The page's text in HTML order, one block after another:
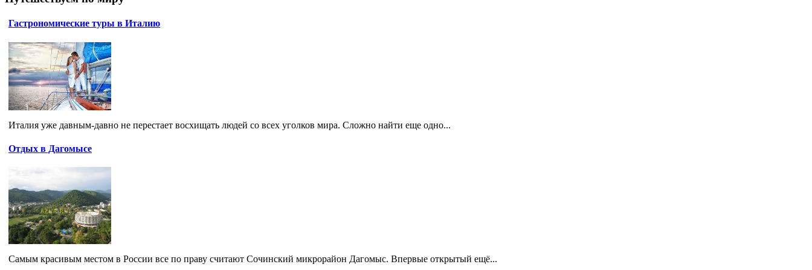
Гастрономические туры в Италию
Италия уже давным-давно не перестает восхищать людей со всех уголков мира. Сложно найти еще одно...
Отдых в Дагомысе
Самым красивым местом в России все по праву считают Сочинский микрорайон Дагомыс. Впервые открытый ещё...